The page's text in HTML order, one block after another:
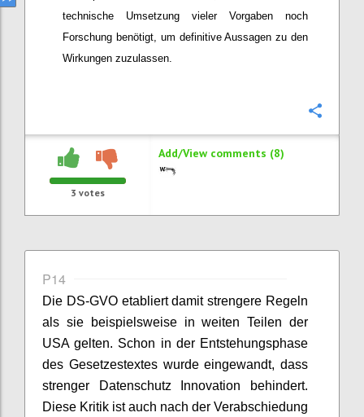
technische Umsetzung vieler Vorgaben noch
Forschung benötigt, um definitive Aussagen zu den
Wirkungen zuzulassen.
3 votes
Add/View comments (8)
P14
Die DS-GVO etabliert damit strengere Regeln
als sie beispielsweise in weiten Teilen der
USA gelten. Schon in der Entstehungsphase
des Gesetzestextes wurde eingewandt, dass
strenger Datenschutz Innovation behindert.
Diese Kritik ist auch nach der Verabschiedung